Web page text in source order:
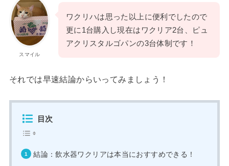
スマイル
ワクリハは思った以上に便利でしたので
更に1台購入し現在はワクリア2台、ピュ
アクリスタルゴパンの3台体制です！
それでは早速結論からいってみましょう！
目次
結論：飲水器ワクリアは本当におすすめできる！